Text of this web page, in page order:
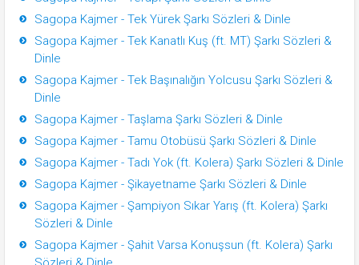
Sagopa Kajmer - Tek Yürek Şarkı Sözleri & Dinle
Sagopa Kajmer - Tek Kanatlı Kuş (ft. MT) Şarkı Sözleri &
Dinle
Sagopa Kajmer - Tek Başınalığın Yolcusu Şarkı Sözleri &
Dinle
Sagopa Kajmer - Taşlama Şarkı Sözleri & Dinle
Sagopa Kajmer - Tamu Otobüsü Şarkı Sözleri & Dinle
Sagopa Kajmer - Tadı Yok (ft. Kolera) Şarkı Sözleri & Dinle
Sagopa Kajmer - Şikayetname Şarkı Sözleri & Dinle
Sagopa Kajmer - Şampiyon Sıkar Yarış (ft. Kolera) Şarkı
Sözleri & Dinle
Sagopa Kajmer - Şahit Varsa Konuşsun (ft. Kolera) Şarkı